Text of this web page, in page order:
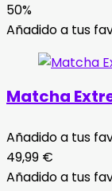
original
78,00 €.
50%
Añadido a tus
Matcha
Añadido a tus
49,99 €
Añadido a tus